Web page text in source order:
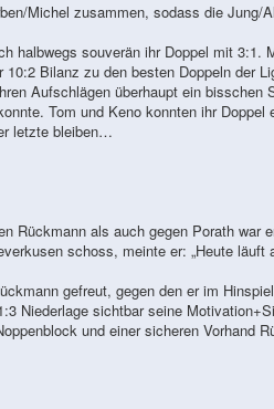
Michel zusammen, sodass die Jung/
halbwegs souverän ihr Doppel mit 3:1.
Bilanz zu den besten Doppeln der
Aufschlägen überhaupt ein bisschen
Tom und Keno konnten ihr Doppel
letzte bleiben…
Rückmann als auch gegen Porath war
schoss, meinte er: „Heute läuft
gefreut, gegen den er im
Niederlage sichtbar seine
und einer sicheren Vorhand